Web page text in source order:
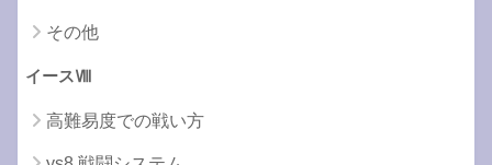
その他
イースⅧ
高難易度での戦い方